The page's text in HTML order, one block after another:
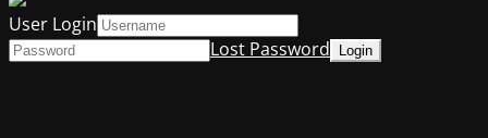
User Login
Lost Password